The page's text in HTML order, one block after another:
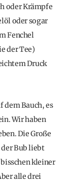
oder Krämpfe
oder sogar
Fenchel
der Tee)
Druck
dem Bauch, es
Wir haben
Die Große
der Bub liebt
kleiner
alle drei